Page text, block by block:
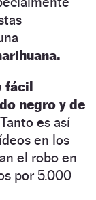
fácil
negro y de
es así
en los
el robo en
por 5.000